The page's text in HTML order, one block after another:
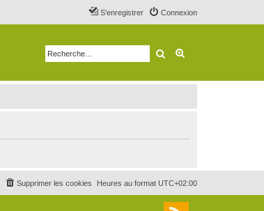
Connexion
S’enregistrer
Rechercher
Heures au format UTC+02:00
Supprimer les cookies